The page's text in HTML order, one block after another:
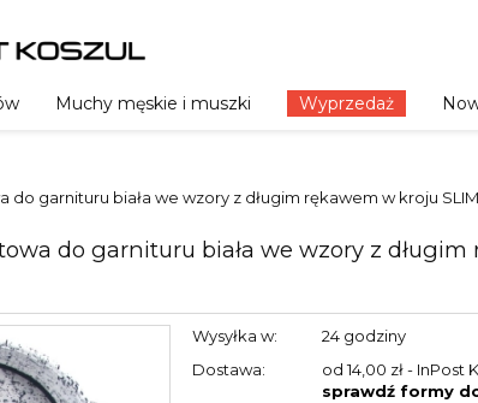
Muchy męskie i muszki Wyprzedaż
do garnituru biała we wzory z długim rękawem w kroju SLIM
do garnituru biała we wzory z
Wysyłka w:
24 godziny
Dostawa:
od 14,00 zł- InPost
sprawdź formy